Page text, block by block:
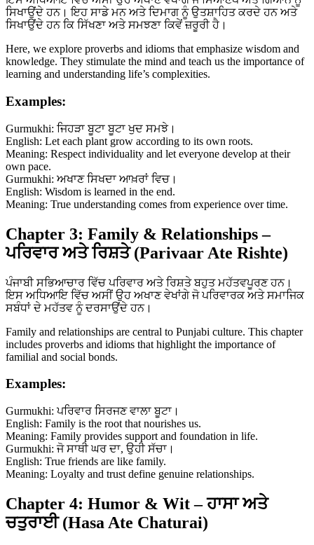
ਸਿਖਾਉਂਦੇ ਹਨ। ਇਹ ਸਾਡੇ ਮਨ ਅਤੇ ਦਿਮਾਗ ਨੂੰ ਉਤਸ਼ਾਹਿਤ ਕਰਦੇ ਹਨ ਅਤੇ
ਸਿਖਾਉਂਦੇ ਹਨ ਕਿ ਸਿੱਖਣਾ ਅਤੇ ਸਮਝਣਾ ਕਿਵੇਂ ਜ਼ਰੂਰੀ ਹੈ।
Here, we explore proverbs and idioms that emphasize wisdom and
knowledge. They stimulate the mind and teach us the importance of
learning and understanding life’s complexities.
Examples:
Gurmukhi: ਜਿਹੜਾ ਬੂਟਾ ਬੂਟਾ ਖੁਦ ਸਮਝੇ।
English: Let each plant grow according to its own roots.
Meaning: Respect individuality and let everyone develop at their
own pace.
Gurmukhi: ਅਖਾਣ ਸਿਖਦਾ ਆਖ਼ਰਾਂ ਵਿਚ।
English: Wisdom is learned in the end.
Meaning: True understanding comes from experience over time.
Chapter 3: Family & Relationships –
ਪਰਿਵਾਰ ਅਤੇ ਰਿਸ਼ਤੇ (Parivaar Ate Rishte)
ਪੰਜਾਬੀ ਸਭਿਆਚਾਰ ਵਿੱਚ ਪਰਿਵਾਰ ਅਤੇ ਰਿਸ਼ਤੇ ਬਹੁਤ ਮਹੱਤਵਪੂਰਣ ਹਨ।
ਇਸ ਅਧਿਆਇ ਵਿੱਚ ਅਸੀਂ ਉਹ ਅਖਾਣ ਵੇਖਾਂਗੇ ਜੋ ਪਰਿਵਾਰਕ ਅਤੇ ਸਮਾਜਿਕ
ਸਬੰਧਾਂ ਦੇ ਮਹੱਤਵ ਨੂੰ ਦਰਸਾਉਂਦੇ ਹਨ।
Family and relationships are central to Punjabi culture. This chapter
includes proverbs and idioms that highlight the importance of
familial and social bonds.
Examples:
Gurmukhi: ਪਰਿਵਾਰ ਸਿਰਜਣ ਵਾਲਾ ਬੂਟਾ।
English: Family is the root that nourishes us.
Meaning: Family provides support and foundation in life.
Gurmukhi: ਜੋ ਸਾਥੀ ਘਰ ਦਾ, ਉਹੀ ਸੱਚਾ।
English: True friends are like family.
Meaning: Loyalty and trust define genuine relationships.
Chapter 4: Humor & Wit – ਹਾਸਾ ਅਤੇ
ਚਤੁਰਾਈ (Hasa Ate Chaturai)